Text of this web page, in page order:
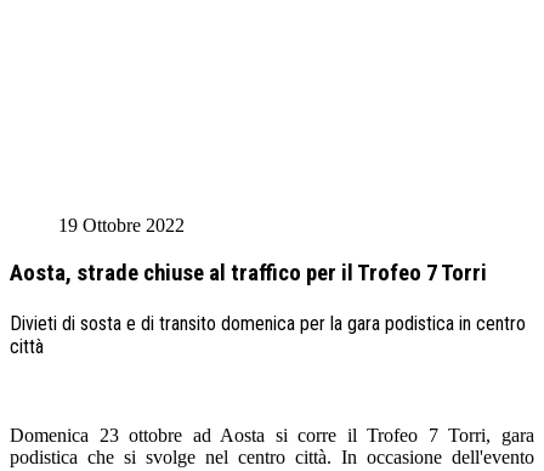
19 Ottobre 2022
Aosta, strade chiuse al traffico per il Trofeo 7 Torri
Divieti di sosta e di transito domenica per la gara podistica in centro
città
Domenica 23 ottobre ad Aosta si corre il Trofeo 7 Torri, gara
podistica che si svolge nel centro città. In occasione dell'evento